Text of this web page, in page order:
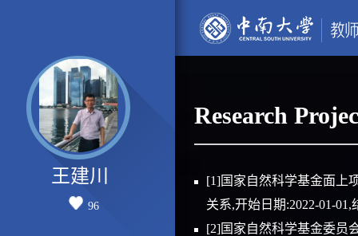
王建川
96
Research
[1]国家自然科学基金面上
关系,开始日期:2022-01-01,
[2]国家自然科学基金委员